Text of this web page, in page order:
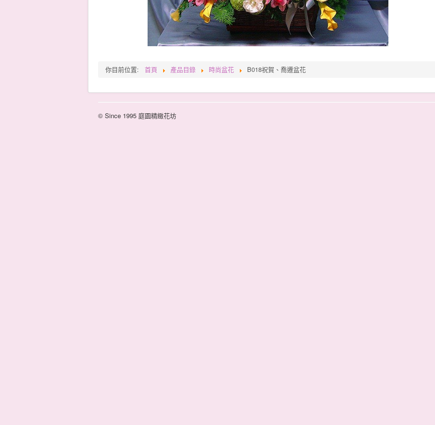
你目前位置: 首頁 產品目錄 時尚盆花 B018祝賀、喬遷盆花
© Since 1995 庭園精緻花坊